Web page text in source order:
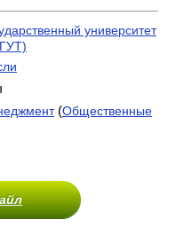
университет
(Общественные